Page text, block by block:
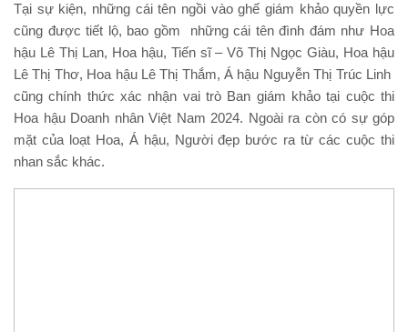
Tại sự kiện, những cái tên ngồi vào ghế giám khảo quyền lực
cũng được tiết lộ, bao gồm những cái tên đình đám như Hoa
hậu Lê Thị Lan, Hoa hậu, Tiến sĩ – Võ Thị Ngọc Giàu, Hoa hậu
Lê Thị Thơ, Hoa hậu Lê Thị Thắm, Á hậu Nguyễn Thị Trúc Linh
cũng chính thức xác nhận vai trò Ban giám khảo tại cuộc thi
Hoa hậu Doanh nhân Việt Nam 2024. Ngoài ra còn có sự góp
mặt của loạt Hoa, Á hậu, Người đẹp bước ra từ các cuộc thi
nhan sắc khác.